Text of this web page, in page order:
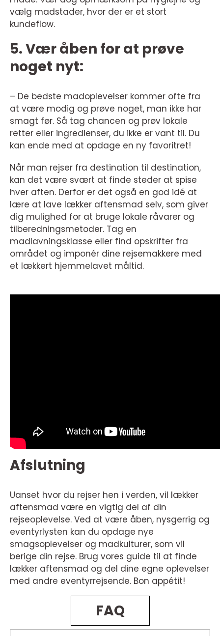
vælg madstader, hvor der er et stort
kundeflow.
5. Vær åben for at prøve
noget nyt:
– De bedste madoplevelser kommer ofte fra
at være modig og prøve noget, man ikke har
smagt før. Så tag chancen og prøv lokale
retter eller ingredienser, du ikke er vant til. Du
kan ende med at opdage en ny favoritret!
Når man rejser fra destination til destination,
kan det være svært at finde steder at spise
hver aften. Derfor er det også en god idé at
lære at lave lækker aftensmad selv, som giver
dig mulighed for at bruge lokale råvarer og
tilberedningsmetoder. Tag en
madlavningsklasse eller find opskrifter fra
området og imponér dine rejsemakkere med
et lækkert hjemmelavet måltid.
Afslutning
Uanset hvor du rejser hen i verden, vil lækker
aftensmad være en vigtig del af din
rejseoplevelse. Ved at være åben, nysgerrig og
eventyrlysten kan du opdage nye
smagsoplevelser og madkulturer, som vil
berige din rejse. Brug vores guide til at finde
lækker aftensmad og del dine egne oplevelser
med andre eventyrrejsende. Bon appétit!
FAQ